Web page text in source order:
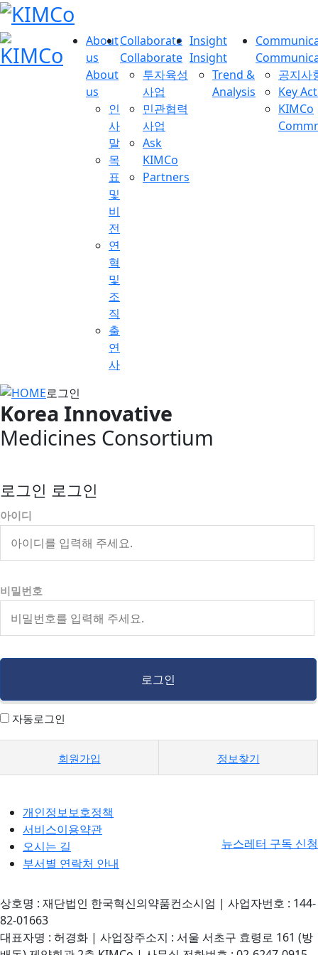
About
us
About
us
인
사
말
목
표
및
비
전
연
혁
및
조
직
출
연
사
Collaborate
Collaborate
투자육성
사업
민관협력
사업
Ask
KIMCo
Partners
Insight
Insight
Trend &
Analysis
공지사
Key
KIMCo
로그인
Korea Innovative
Medicines Consortium
로그인 로그인
아이디
비밀번호
자동로그인
회원가입 정보찾기
개인정보보호정책
서비스이용약관
오시는 길
부서별 연락처 안내
뉴스레터 구독 신청
상호명 : 재단법인 한국혁신의약품컨소시엄 | 사업자번호 : 144-
82-01663
대표자명 : 허경화 | 사업장주소지 : 서울 서초구 효령로 161 (방